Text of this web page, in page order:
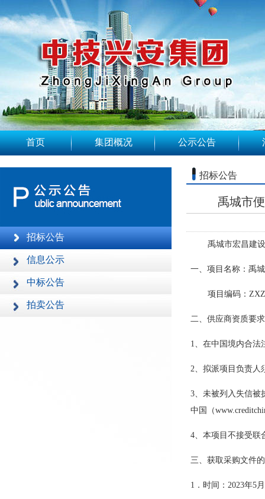
首页 集团概况 公示公告
招标公告
信息公示
中标公告
拍卖公告
招标公告
禹城市
禹城市宏昌建
一、项目名称：禹
项目编码：
二、供应商资质要
1、在中国境内合法
2、拟派项目负责人
3、未被列入失信被
中国（
4、本项目不接受联
三、获取采购文件
1 ．时间： 2023年5月